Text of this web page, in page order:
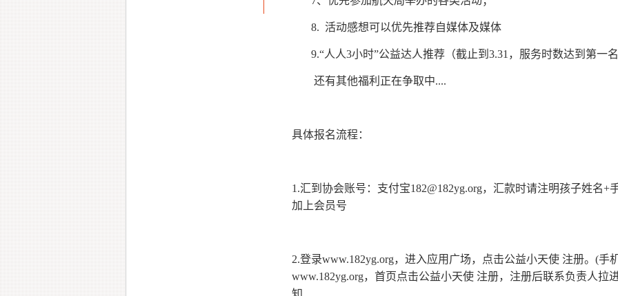
8. 活动感想可以优先推荐自媒体及媒体
9.“人人3小时”公益达人推荐（截止到3.31，服务时数达到第一
还有其他福利正在争取中....
具体报名流程：
1.汇到协会账号：支付宝182@182yg.org，汇款时请注明孩子姓名+
加上会员号
2.登录www.182yg.org，进入应用广场，点击公益小天使 注册。(手
www.182yg.org，首页点击公益小天使 注册，注册后联系负责人拉
知